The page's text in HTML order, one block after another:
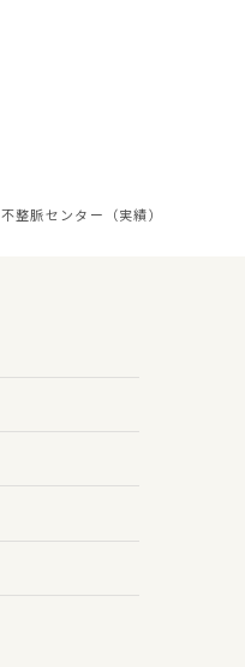
不整脈センター（実績）